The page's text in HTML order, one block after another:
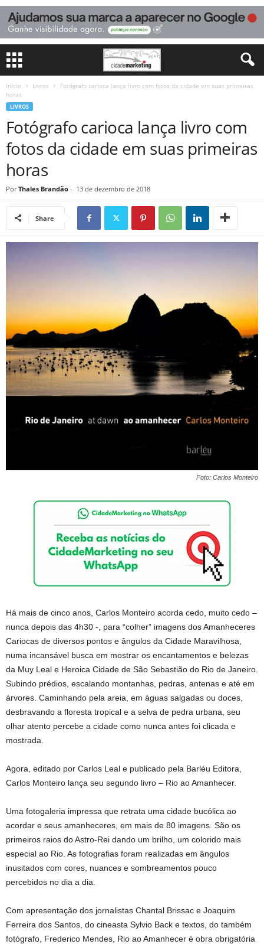
Início Livros
Fotógrafo carioca lança livro com fotos da cidade em suas primeiras
horas
LIVROS
Fotógrafo carioca lança livro com
fotos da cidade em suas primeiras
horas
Por Thales Brandão - 13 de dezembro de 2018
Share
Foto: Carlos Monteiro
Há mais de cinco anos, Carlos Monteiro acorda cedo, muito cedo –
nunca depois das 4h30 -, para “colher” imagens dos Amanheceres
Cariocas de diversos pontos e ângulos da Cidade Maravilhosa,
numa incansável busca em mostrar os encantamentos e belezas
da Muy Leal e Heroica Cidade de São Sebastião do Rio de Janeiro.
Subindo prédios, escalando montanhas, pedras, antenas e até em
árvores. Caminhando pela areia, em águas salgadas ou doces,
desbravando a floresta tropical e a selva de pedra urbana, seu
olhar atento percebe a cidade como nunca antes foi clicada e
mostrada.
Agora, editado por Carlos Leal e publicado pela Barléu Editora,
Carlos Monteiro lança seu segundo livro – Rio ao Amanhecer.
Uma fotogaleria impressa que retrata uma cidade bucólica ao
acordar e seus amanheceres, em mais de 80 imagens. São os
primeiros raios do Astro-Rei dando um brilho, um colorido mais
especial ao Rio. As fotografias foram realizadas em ângulos
inusitados com cores, nuances e sombreamentos pouco
percebidos no dia a dia.
Com apresentação dos jornalistas Chantal Brissac e Joaquim
Ferreira dos Santos, do cineasta Sylvio Back e textos, do também
fotógrafo, Frederico Mendes, Rio ao Amanhecer é obra obrigatória